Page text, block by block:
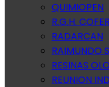
QUIMIOPEN
R.G.H. COFER
RADARCAN
RAIMUNDO
RESINAS
REUNION